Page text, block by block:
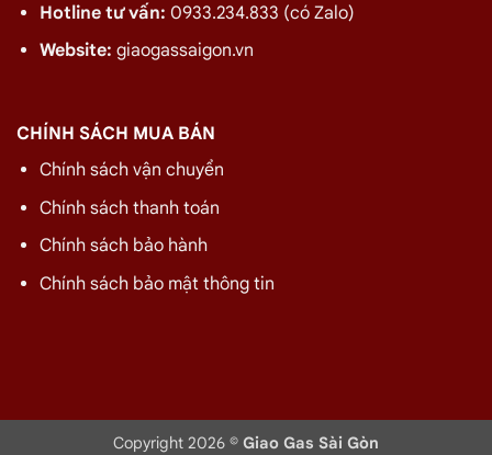
Hotline tư vấn: 0933.234.833 (có Zalo)
Website: giaogassaigon.vn
CHÍNH SÁCH MUA BÁN
Chính sách vận chuyển
Chính sách thanh toán
Chính sách bảo hành
Chính sách bảo mật thông tin
Copyright 2026 © Giao Gas Sài Gòn